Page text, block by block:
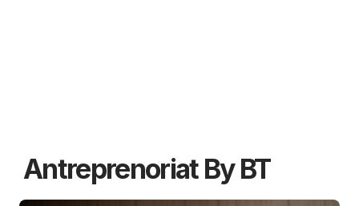
Antreprenoriat By BT